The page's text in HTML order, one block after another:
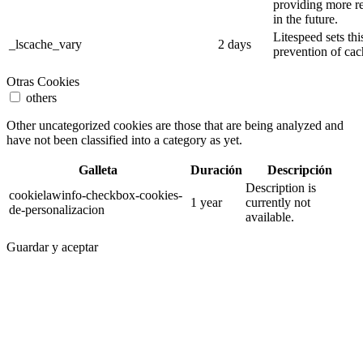
providing more
in the future.
_lscache_vary
2 days
Litespeed sets
prevention of
Otras Cookies
others
Other uncategorized cookies are those that are being analyzed and
have not been classified into a category as yet.
Galleta Duración
Descripción
cookielawinfo-checkbox-cookies-
de-personalizacion
1 year
Description is
currently not
available.
Guardar y aceptar